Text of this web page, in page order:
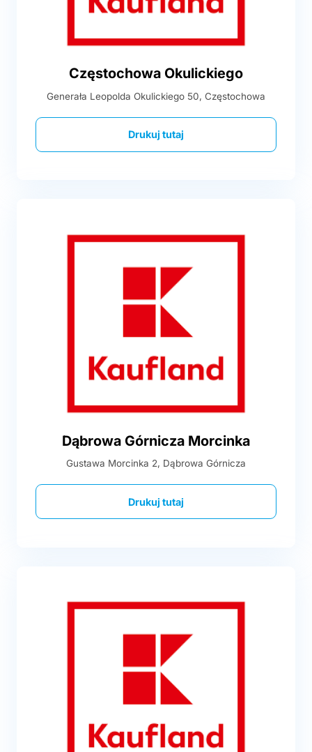
Częstochowa Okulickiego
Generała Leopolda Okulickiego 50, Częstochowa
Drukuj tutaj
Dąbrowa Górnicza Morcinka
Gustawa Morcinka 2, Dąbrowa Górnicza
Drukuj tutaj